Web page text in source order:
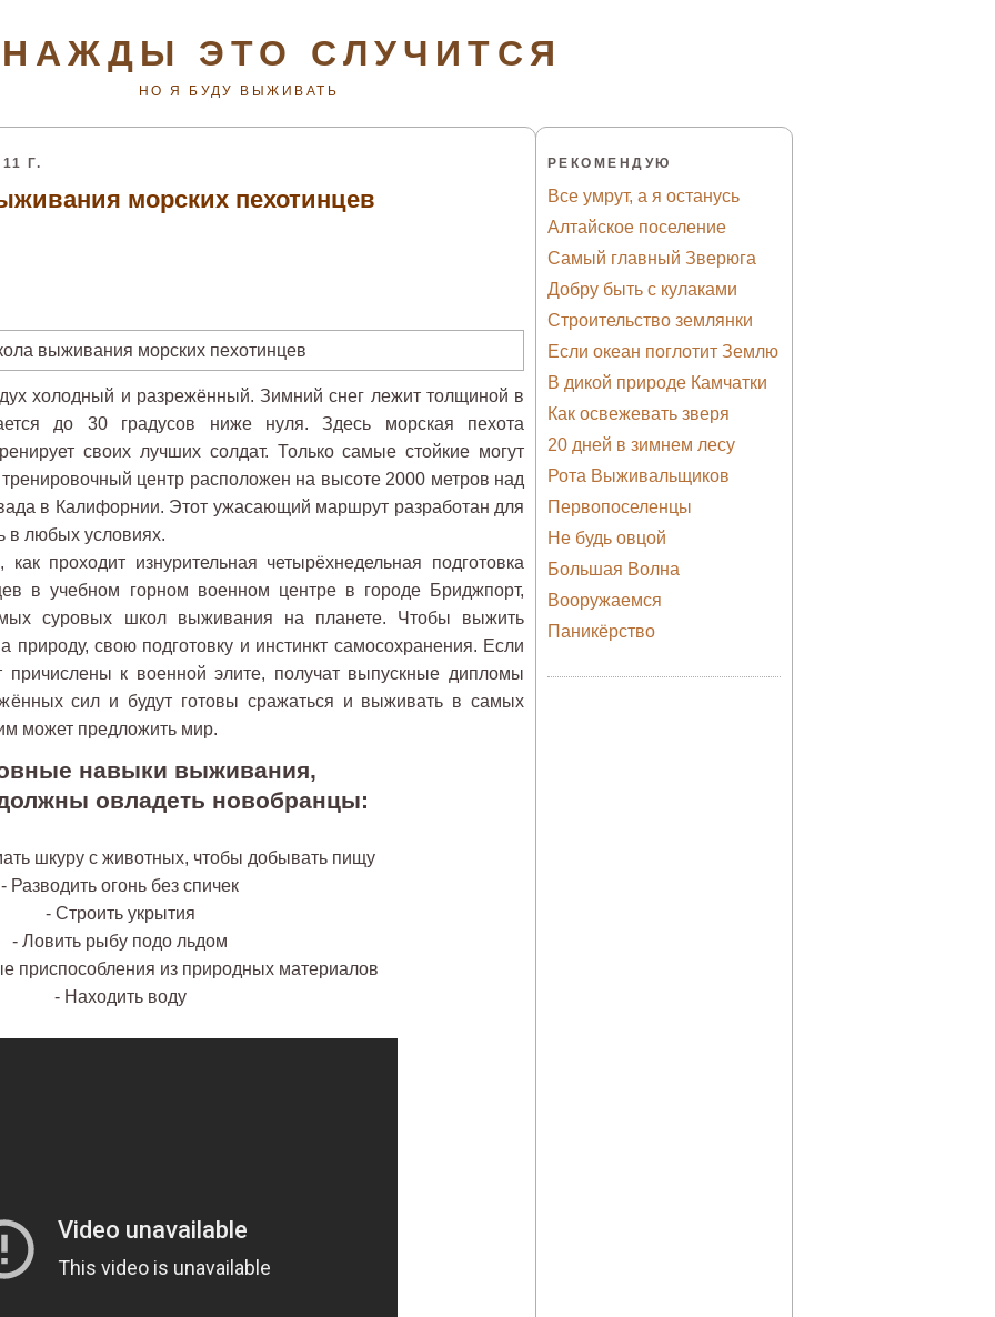
ЭТО СЛУЧИТСЯ
НО Я БУДУ ВЫЖИВАТЬ
Г.
морских пехотинцев
холодный и разрежённый. Зимний снег лежит толщиной в
до 30 градусов ниже нуля. Здесь морская пехота
своих лучших солдат. Только самые стойкие могут
центр расположен на высоте 2000 метров над
в Калифорнии. Этот ужасающий маршрут разработан для
в любых условиях.
проходит изнурительная четырёхнедельная подготовка
в учебном горном военном центре в городе Бриджпорт,
суровых школ выживания на планете. Чтобы выжить
природу, свою подготовку и инстинкт самосохранения. Если
причислены к военной элите, получат выпускные дипломы
сил и будут готовы сражаться и выживать в самых
может предложить мир.
навыки выживания,
овладеть новобранцы:
шкуру с животных, чтобы добывать пищу
- Разводить огонь без спичек
- Строить укрытия
- Ловить рыбу подо льдом
приспособления из природных материалов
- Находить воду
РЕКОМЕНДУЮ
Все умрут, а я останусь
Алтайское поселение
Самый главный Зверюга
Добру быть с кулаками
Строительство землянки
Если океан поглотит Землю
В дикой природе Камчатки
Как освежевать зверя
20 дней в зимнем лесу
Рота Выживальщиков
Первопоселенцы
Не будь овцой
Большая Волна
Вооружаемся
Паникёрство